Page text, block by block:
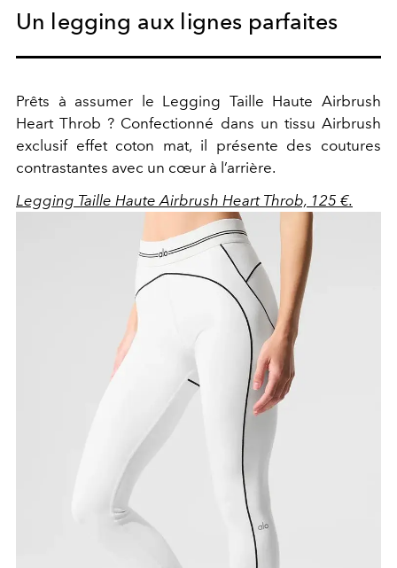
Un legging aux lignes parfaites
Prêts à assumer le Legging Taille Haute Airbrush
Heart Throb ? Confectionné dans un tissu Airbrush
exclusif effet coton mat, il présente des coutures
contrastantes avec un cœur à l’arrière.
Legging Taille Haute Airbrush Heart Throb, 125 €.